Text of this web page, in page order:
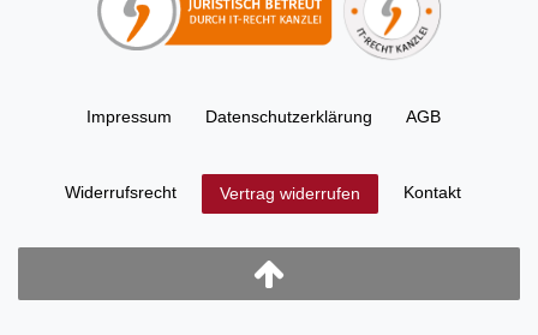
Impressum Daten­schutz­erklärung AGB
Widerrufs­recht Vertrag widerrufen Kontakt